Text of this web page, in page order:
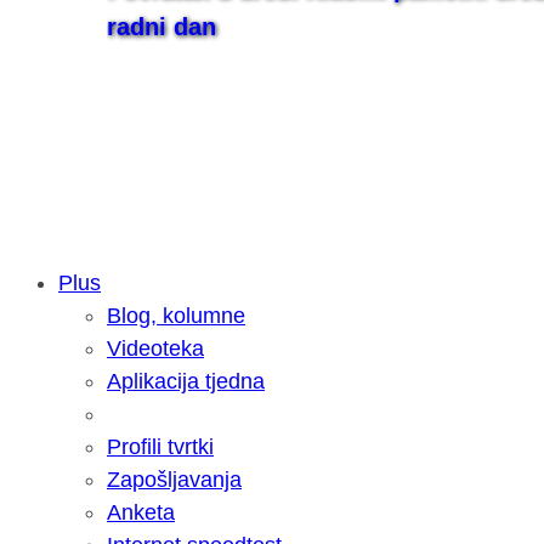
radni dan
Samsung otkrio kako je nastajala
razvoja donijelo tanje i izdržljivije
Plus
Blog, kolumne
Videoteka
Aplikacija tjedna
Profili tvrtki
Zapošljavanja
Anketa